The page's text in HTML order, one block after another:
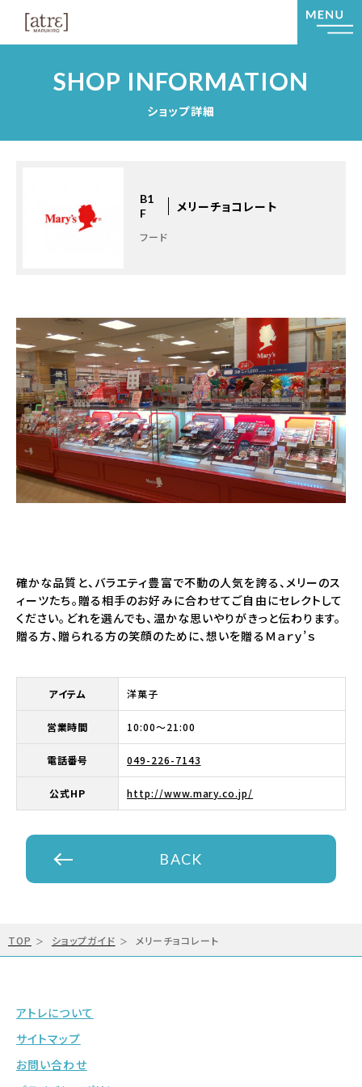
SHOP INFORMATION
ショップ詳細
B1
F
メリーチョコレート
フード
確かな品質と、バラエティ豊富で不動の人気を誇る、メリーのス
ィーツたち。贈る相手のお好みに合わせてご自由にセレクトして
ください。どれを選んでも、温かな思いやりがきっと伝わります。
贈る方、贈られる方の笑顔のために、想いを贈るＭａｒｙ’ｓ
アイテム 洋菓子
営業時間 10:00～21:00
電話番号 049-226-7143
公式HP http://www.mary.co.jp/
BACK
TOP ショップガイド メリーチョコレート
アトレについて
サイトマップ
お問い合わせ